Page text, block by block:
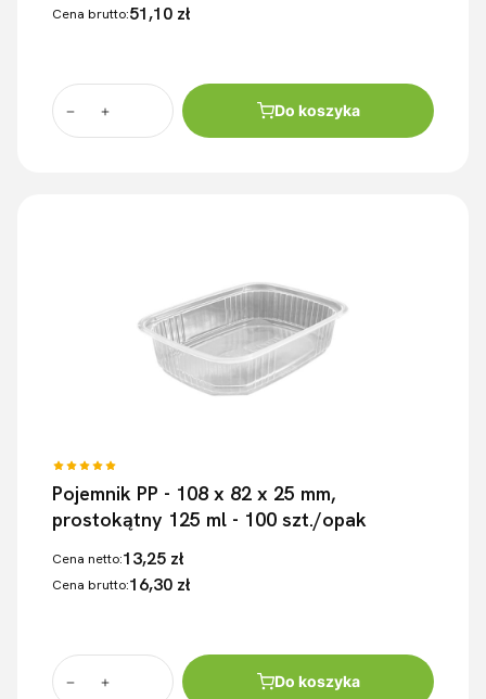
Cena brutto:51,10 zł
Do koszyka
Pojemnik PP - 108 x 82 x 25 mm,
prostokątny 125 ml - 100 szt./opak
Cena netto:13,25 zł
Cena brutto:16,30 zł
Do koszyka